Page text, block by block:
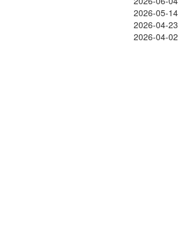
2026-05-14
2026-04-23
2026-04-02